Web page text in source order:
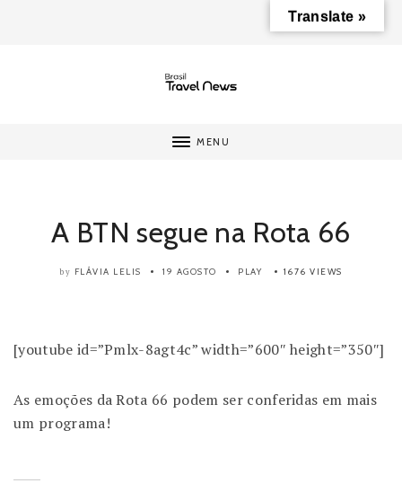
MENU
A BTN segue na Rota 66
by FLÁVIA LELIS 19 AGOSTO PLAY 1676 VIEWS
[youtube id=”Pmlx-8agt4c” width=”600″ height=”350″]
As emoções da Rota 66 podem ser conferidas em mais
um programa!
Translate »